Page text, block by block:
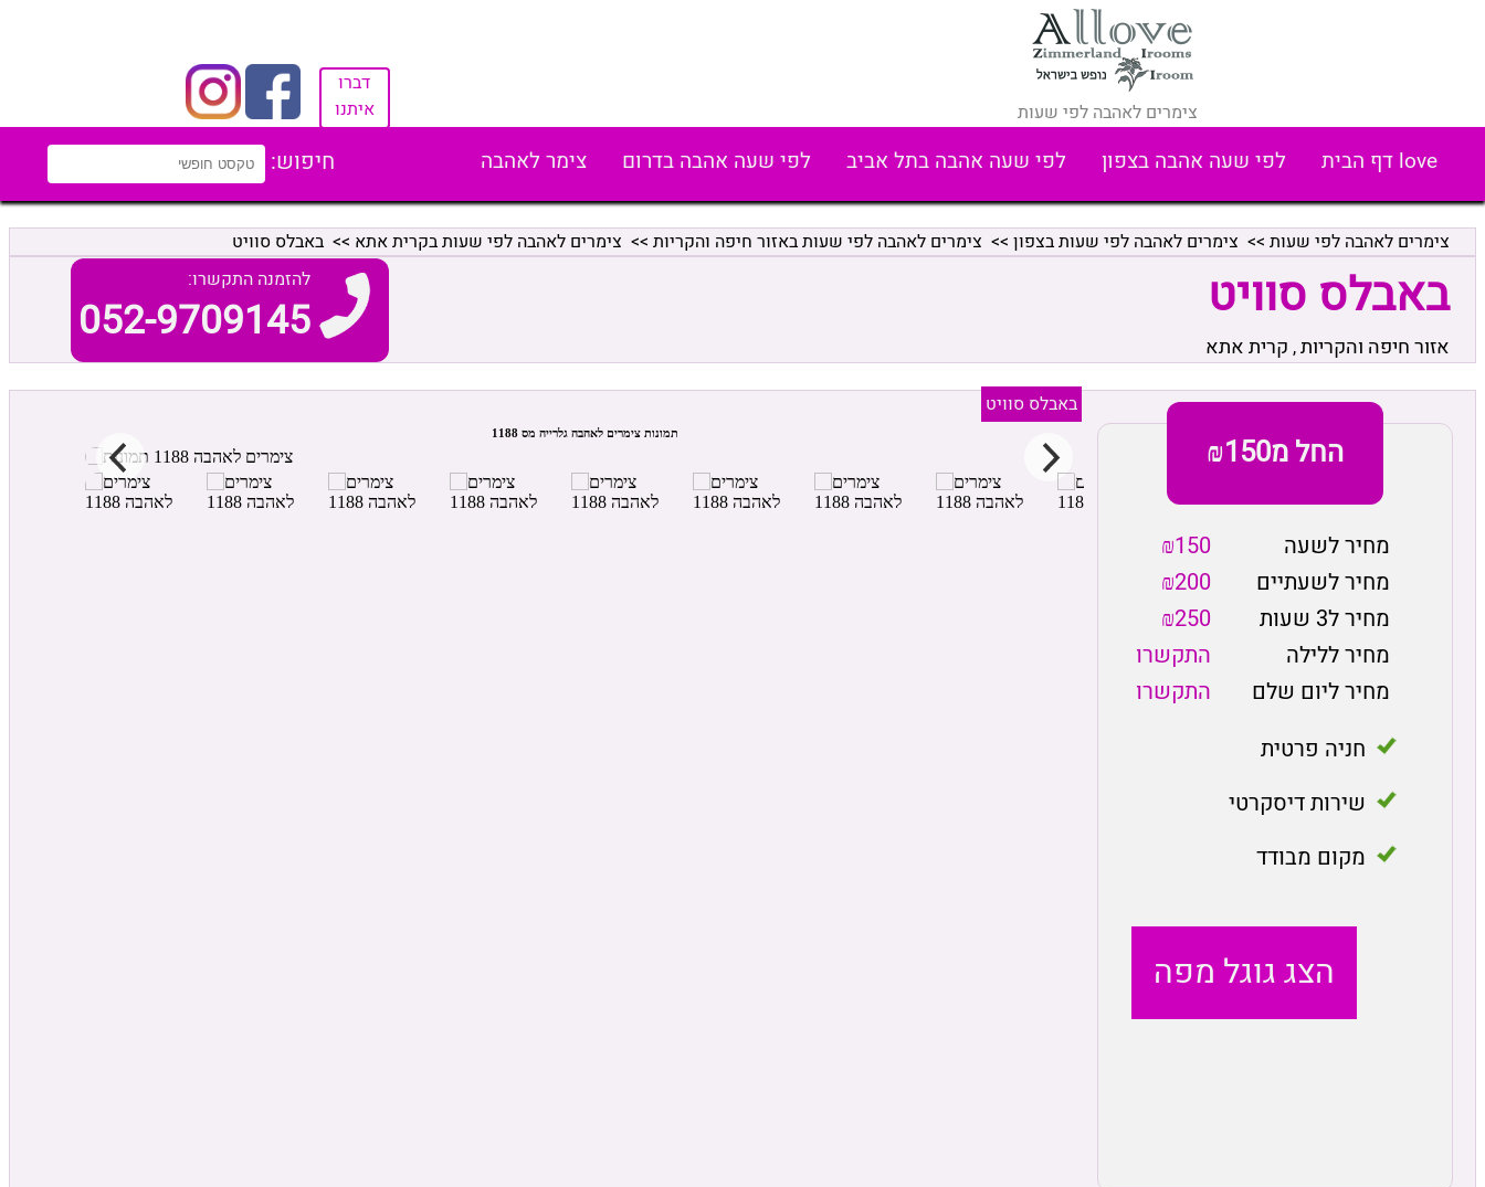
צימרים לאהבה לפי שעות
דברו
איתנו
love דף הבית לפי שעה אהבה בצפון לפי שעה אהבה בתל אביב לפי שעה אהבה בדרום צימר לאהבה חיפוש:
צימרים לאהבה לפי שעות >> צימרים לאהבה לפי שעות בצפון >> צימרים לאהבה לפי שעות באזור חיפה והקריות >> צימרים לאהבה לפי שעות בקרית אתא >> באבלס סוויט
באבלס סוויט
אזור חיפה והקריות, קרית אתא
להזמנה התקשרו:
052-9709145
החל מ₪150
מחיר לשעה
₪150
מחיר לשעתיים
₪200
מחיר ל3 שעות
₪250
מחיר ללילה
התקשרו
מחיר ליום שלם
התקשרו
חניה פרטית
שירות דיסקרטי
מקום מבודד
הצג גוגל מפה
באבלס סוויט